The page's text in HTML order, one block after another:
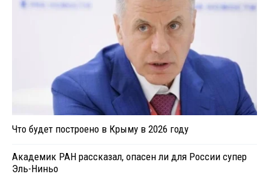
Что будет построено в Крыму в 2026 году
Академик РАН рассказал, опасен ли для России супер
Эль-Ниньо